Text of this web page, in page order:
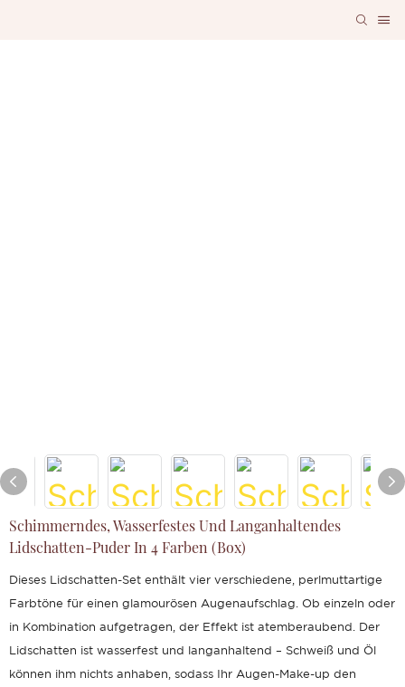
Schimmerndes, Wasserfestes Und Langanhaltendes
Lidschatten-Puder In 4 Farben (Box)
Dieses Lidschatten-Set enthält vier verschiedene, perlmuttartige
Farbtöne für einen glamourösen Augenaufschlag. Ob einzeln oder
in Kombination aufgetragen, der Effekt ist atemberaubend. Der
Lidschatten ist wasserfest und langanhaltend – Schweiß und Öl
können ihm nichts anhaben, sodass Ihr Augen-Make-up den